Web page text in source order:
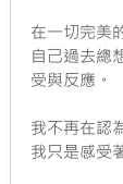
在一切完美
自己過去總
受與反應。
我不再在認
我只是感受